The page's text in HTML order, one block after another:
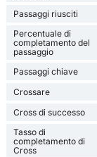
Passaggi riusciti
Percentuale di
completamento del
passaggio
Passaggi chiave
Crossare
Cross di successo
Tasso di
completamento di
Cross